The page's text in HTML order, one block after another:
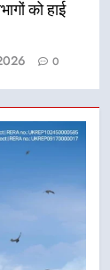
को हाई
0